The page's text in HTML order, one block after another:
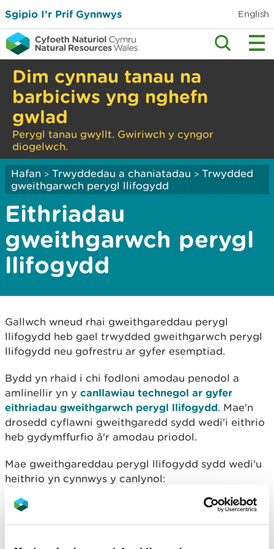
Sgipio I’r Prif Gynnwys English
Dim cynnau tanau na
barbiciws yng nghefn
gwlad
Perygl tanau gwyllt. Gwiriwch y cyngor
diogelwch.
Hafan > Trwyddedau a chaniatadau > Trwydded
gweithgarwch perygl llifogydd
Eithriadau
gweithgarwch perygl
llifogydd
Gallwch wneud rhai gweithgareddau perygl
llifogydd heb gael trwydded gweithgarwch perygl
llifogydd neu gofrestru ar gyfer esemptiad.
Bydd yn rhaid i chi fodloni amodau penodol a
amlinellir yn y canllawiau technegol ar gyfer
eithriadau gweithgarwch perygl llifogydd. Mae'n
drosedd cyflawni gweithgaredd sydd wedi'i eithrio
heb gydymffurfio â'r amodau priodol.
Mae gweithgareddau perygl llifogydd sydd wedi'u
heithrio yn cynnwys y canlynol:
unrhyw weithgaredd a wneir ar frys